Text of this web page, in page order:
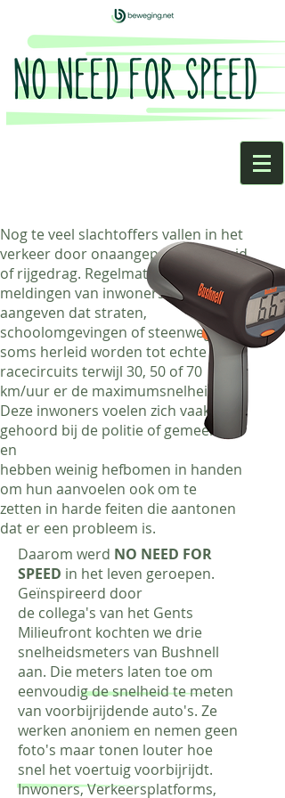
Nog te veel slachtoffers vallen in het
verkeer door onaangepaste snelheid
of rijgedrag. Regelmatig krijgen we
meldingen van inwoners die
aangeven dat straten,
schoolomgevingen of steenwegen
soms herleid worden tot echte
racecircuits terwijl 30, 50 of 70
km/uur er de maximumsnelheid is.
Deze inwoners voelen zich vaak niet
gehoord bij de politie of gemeente
en
hebben weinig hefbomen in handen
om hun aanvoelen ook om te
zetten in harde feiten die aantonen
dat er een probleem is.​
​Daarom werd NO NEED FOR
SPEED in het leven geroepen.
Geïnspireerd door
de collega's van het Gents
Milieufront kochten we drie
snelheidsmeters van Bushnell
aan. Die meters laten toe om
eenvoudig de snelheid te meten
van voorbijrijdende auto's. Ze
werken anoniem en nemen geen
foto's maar tonen louter hoe
snel het voertuig voorbijrijdt.
Inwoners, Verkeersplatforms,